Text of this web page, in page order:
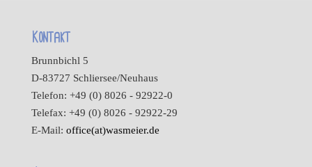
Kontakt
Brunnbichl 5
D-83727 Schliersee/Neuhaus
Telefon: +49 (0) 8026 - 92922-0
Telefax: +49 (0) 8026 - 92922-29
E-Mail: office(at)wasmeier.de